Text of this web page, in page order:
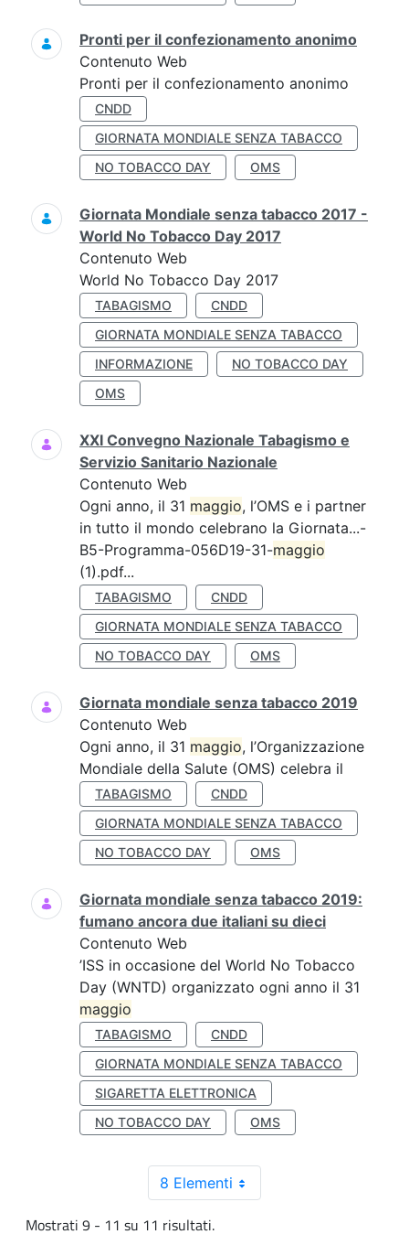
Pronti per il confezionamento anonimo
Contenuto Web
Pronti per il confezionamento anonimo
CNDD
GIORNATA MONDIALE SENZA TABACCO
NO TOBACCO DAY
OMS
Giornata Mondiale senza tabacco 2017 -
World No Tobacco Day 2017
Contenuto Web
World No Tobacco Day 2017
TABAGISMO
CNDD
GIORNATA MONDIALE SENZA TABACCO
INFORMAZIONE
NO TOBACCO DAY
OMS
XXI Convegno Nazionale Tabagismo e
Servizio Sanitario Nazionale
Contenuto Web
Ogni anno, il 31 maggio, l’OMS e i partner
in tutto il mondo celebrano la Giornata...-
B5-Programma-056D19-31-maggio
(1).pdf...
TABAGISMO
CNDD
GIORNATA MONDIALE SENZA TABACCO
NO TOBACCO DAY
OMS
Giornata mondiale senza tabacco 2019
Contenuto Web
Ogni anno, il 31 maggio, l’Organizzazione
Mondiale della Salute (OMS) celebra il
TABAGISMO
CNDD
GIORNATA MONDIALE SENZA TABACCO
NO TOBACCO DAY
OMS
Giornata mondiale senza tabacco 2019:
fumano ancora due italiani su dieci
Contenuto Web
’ISS in occasione del World No Tobacco
Day (WNTD) organizzato ogni anno il 31
maggio
TABAGISMO
CNDD
GIORNATA MONDIALE SENZA TABACCO
SIGARETTA ELETTRONICA
NO TOBACCO DAY
OMS
8 Elementi
Mostrati 9 - 11 su 11 risultati.